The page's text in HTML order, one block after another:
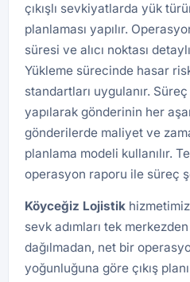
çıkışlı sevkiyatlarda yük
planlaması yapılır.
süresi ve alıcı noktası
Yükleme sürecinde hasar
standartları uygulanır.
yapılarak gönderinin her
gönderilerde maliyet ve
planlama modeli kullanılır.
operasyon raporu ile süreç
Köyceğiz Lojistik
sevk adımları tek
dağılmadan, net bir
yoğunluğuna göre çıkış